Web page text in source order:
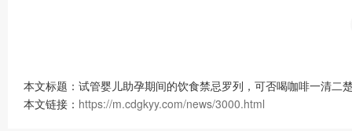
本文标题：试管婴儿助孕期间的饮食禁忌罗列，可否喝咖啡一清二
本文链接： https://m.cdgkyy.com/news/3000.html